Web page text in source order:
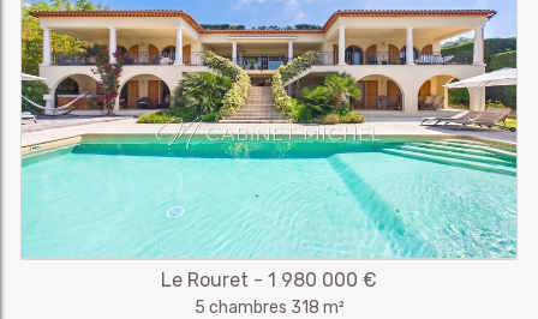
Le Rouret - 1 980 000 €
5 chambres 318 m²